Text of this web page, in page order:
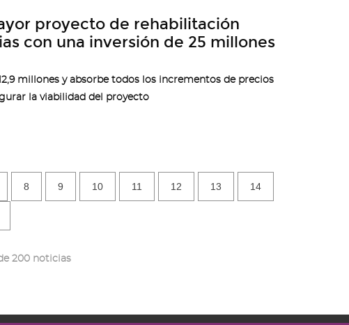
proyecto de rehabilitación
con una inversión de 25 millones
millones y absorbe todos los incrementos de precios
la viabilidad del proyecto
8 9 10 11 12 13 14
200 noticias